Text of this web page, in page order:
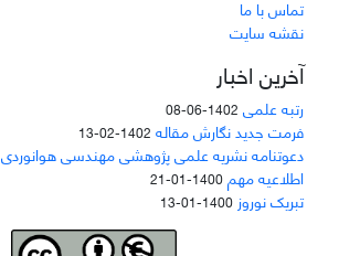
تماس با ما
نقشه سایت
آخرین اخبار
رتبه علمی 1402-06-08
فرمت جدید نگارش مقاله 1402-02-13
دعوتنامه نشریه علمی پژوهشی مهندسی هوانوردی
اطلاعیه مهم1400-01-21
تبریک نوروز 1400-01-13